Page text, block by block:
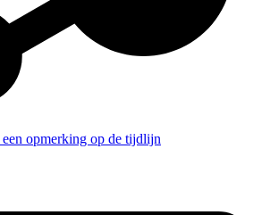
een opmerking op de tijdlijn